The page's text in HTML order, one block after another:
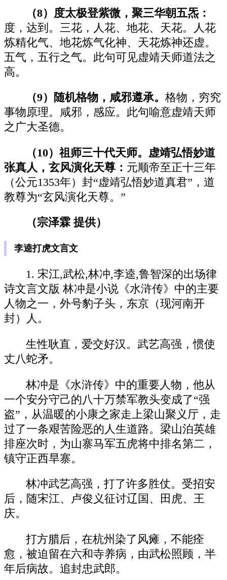
（8）度太极登紫微，聚三华朝五炁：
度，达到。三花，人花、地花、天花。人花
炼精化气、地花炼气化神、天花炼神还虚。
五气，五行之气。此句可见虚靖天师道法之
高。
（9）随机格物，咸邪遵承。格物，穷究
事物原理。咸邪，感应。此句喻意虚靖天师
之广大圣德。
（10）祖师三十代天师。虚靖弘悟妙道
张真人，玄风演化天尊： 元顺帝至正十三年
（公元1353年）封“虚靖弘悟妙道真君”，道
教尊为“玄风演化天尊。”
（宗泽霖 提供）
李逵打虎文言文
1. 宋江,武松,林冲,李逵,鲁智深的出场律
诗文言文版 林冲是小说《水浒传》中的主要
人物之一，外号豹子头，东京（现河南开
封）人。
生性耿直，爱交好汉。武艺高强，惯使
丈八蛇矛。
林冲是《水浒传》中的重要人物，他从
一个安分守己的八十万禁军教头变成了“强
盗”，从温暖的小康之家走上梁山聚义厅，走
过了一条艰苦险恶的人生道路。梁山泊英雄
排座次时，为山寨马军五虎将中排名第二，
镇守正西旱寨。
林冲武艺高强，打了许多胜仗。受招安
后，随宋江、卢俊义征讨辽国、田虎、王
庆。
打方腊后，在杭州染了风瘫，不能痊
愈，被迫留在六和寺养病，由武松照顾，半
年后病故。追封忠武郎。